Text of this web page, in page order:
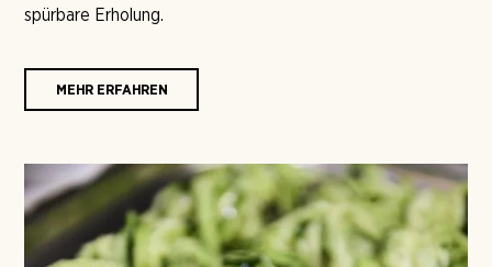
spürbare Erholung.
MEHR ERFAHREN